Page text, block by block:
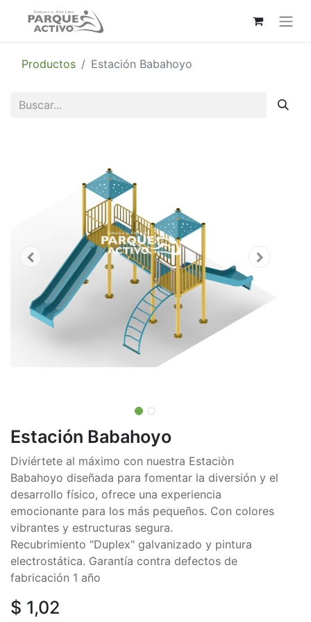
Productos Estación Babahoyo
Estación Babahoyo
Diviértete al máximo con nuestra Estaciòn
Babahoyo diseñada para fomentar la diversión y el
desarrollo físico, ofrece una experiencia
emocionante para los más pequeños. Con colores
vibrantes y estructuras segura.
Recubrimiento "Duplex" galvanizado y pintura
electrostática. Garantía contra defectos de
fabricación 1 año
$ 1,02